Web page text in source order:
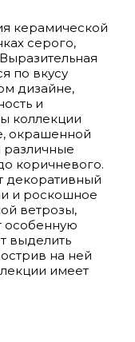
керамической
серого,
по вкусу
дизайне,
и
коллекции
окрашенной
коричневого.
декоративный
и роскошное
ветрозы,
особенную
выделить
на ней
имеет